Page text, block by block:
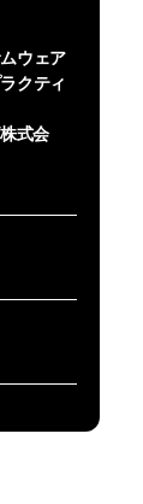
ウェア
ティ
式会